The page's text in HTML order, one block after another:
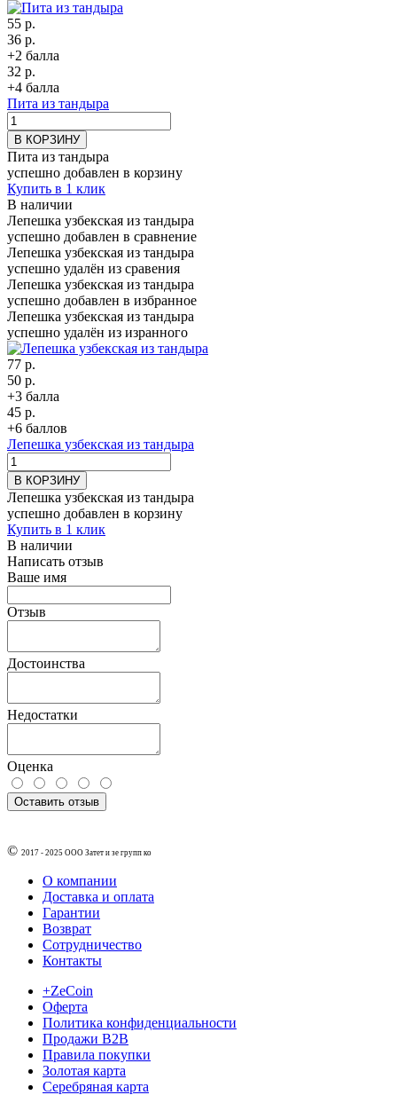
55 р.
36 р.
+2 балла
32 р.
+4 балла
Пита из тандыра
В КОРЗИНУ
Пита из тандыра
успешно добавлен в корзину
Купить в 1 клик
В наличии
Лепешка узбекская из тандыра
успешно добавлен в сравнение
Лепешка узбекская из тандыра
успешно удалён из сравения
Лепешка узбекская из тандыра
успешно добавлен в избранное
Лепешка узбекская из тандыра
успешно удалён из изранного
77 р.
50 р.
+3 балла
45 р.
+6 баллов
Лепешка узбекская из тандыра
В КОРЗИНУ
Лепешка узбекская из тандыра
успешно добавлен в корзину
Купить в 1 клик
В наличии
Написать отзыв
Ваше имя
Отзыв
Достоинства
Недостатки
Оценка
Оставить отзыв
© 2017 - 2025 ООО Затет и зе групп ко
О компании
Доставка и оплата
Гарантии
Возврат
Сотрудничество
Контакты
+ZeCoin
Оферта
Политика конфиденциальности
Продажи B2B
Правила покупки
Золотая карта
Серебряная карта